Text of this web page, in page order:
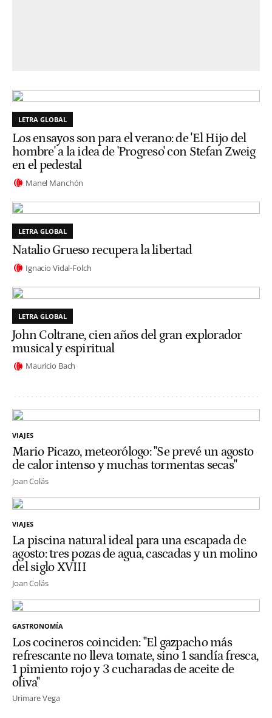
LETRA GLOBAL
Los ensayos son para el verano: de 'El Hijo del
hombre' a la idea de 'Progreso' con Stefan Zweig
en el pedestal
Manel Manchón
LETRA GLOBAL
Natalio Grueso recupera la libertad
Ignacio Vidal-Folch
LETRA GLOBAL
John Coltrane, cien años del gran explorador
musical y espiritual
Mauricio Bach
VIAJES
Mario Picazo, meteorólogo: "Se prevé un agosto
de calor intenso y muchas tormentas secas"
Joan Colás
VIAJES
La piscina natural ideal para una escapada de
agosto: tres pozas de agua, cascadas y un molino
del siglo XVIII
Joan Colás
GASTRONOMÍA
Los cocineros coinciden: "El gazpacho más
refrescante no lleva tomate, sino 1 sandía fresca,
1 pimiento rojo y 3 cucharadas de aceite de
oliva"
Urimare Vega